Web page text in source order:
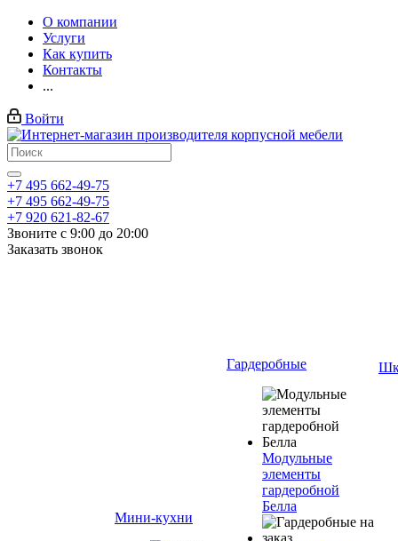
О компании
Услуги
Как купить
Контакты
...
Войти
+7 495 662-49-75
+7 495 662-49-75
+7 920 621-82-67
Звоните с 9:00 до 20:00
Заказать звонок
Мини-кухни
Гардеробные
Модульные
элементы
гардеробной
Белла